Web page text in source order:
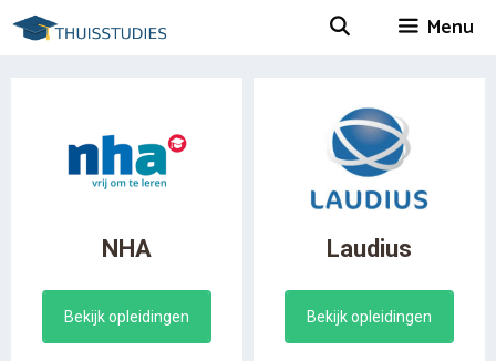
Spring
naar
Menu
NHA
Bekijk opleidingen
Laudius
Bekijk opleidingen